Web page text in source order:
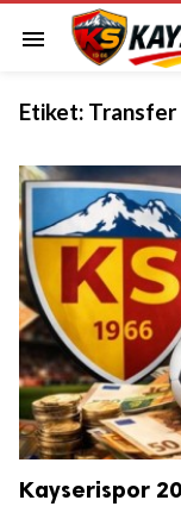
menu
Etiket:
Kayserispor